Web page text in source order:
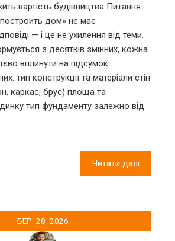
вартість будівництва Питання
дом» не має
— і це не ухилення від теми.
з десятків змінних, кожна
вплинути на підсумок.
тип конструкції та матеріали стін
каркас, брус) площа та
тип фундаменту залежно від
Читати далі
БЕР 28 2026